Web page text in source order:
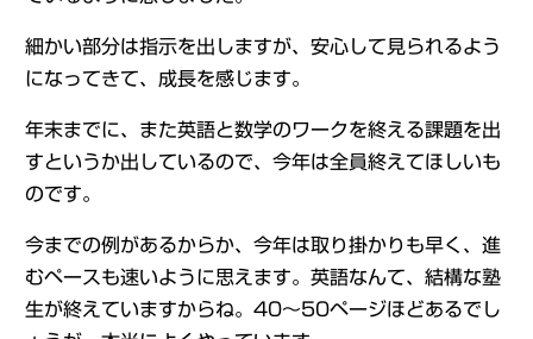
細かい部分は指示を出しますが、安心して見られるよう
になってきて、成長を感じます。
年末までに、また英語と数学のワークを終える課題を出
すというか出しているので、今年は全員終えてほしいも
のです。
今までの例があるからか、今年は取り掛かりも早く、進
むペースも速いように思えます。英語なんて、結構な塾
生が終えていますからね。40～50ページほどあるでし